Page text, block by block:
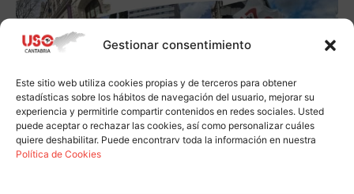
Gestionar consentimiento
Este sitio web utiliza cookies propias y de terceros para obtener
estadísticas sobre los hábitos de navegación del usuario, mejorar su
experiencia y permitirle compartir contenidos en redes sociales. Usted
puede aceptar o rechazar las cookies, así como personalizar cuáles
quiere deshabilitar. Puede encontrarv toda la información en nuestra
Política de Cookies